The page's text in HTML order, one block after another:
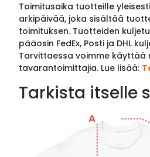
Toimitusaika tuotteille
arkipäivää, joka sisältää
toimituksen. Tuotteiden
pääosin FedEx, Posti ja DHL
Tarvittaessa voimme käyttää
tavarantoimittajia. Lue lisää:
Tarkista itselle